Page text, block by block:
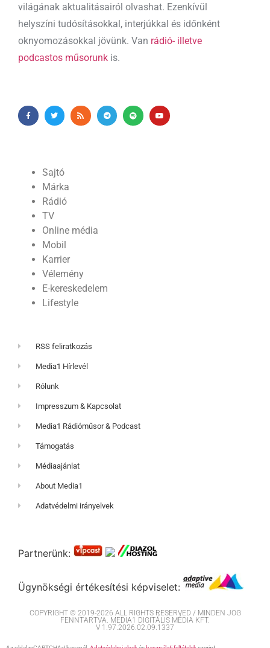
világának aktualitásairól olvashat. Ezenkívül
helyszíni tudósításokkal, interjúkkal és időnként
oknyomozásokkal jövünk. Van rádió- illetve
podcastos műsorunk is.
Sajtó
Márka
Rádió
TV
Online média
Mobil
Karrier
Vélemény
E-kereskedelem
Lifestyle
RSS feliratkozás
Media1 Hírlevél
Rólunk
Impresszum & Kapcsolat
Media1 Rádióműsor & Podcast
Támogatás
Médiaajánlat
About Media1
Adatvédelmi irányelvek
Partnerünk:
Ügynökségi értékesítési képviselet:
COPYRIGHT © 2019-2026 ALL RIGHTS RESERVED / MINDEN JOG
FENNTARTVA. MEDIA1 DIGITÁLIS MÉDIA KFT.
V 1.97.2026.02.09.1337